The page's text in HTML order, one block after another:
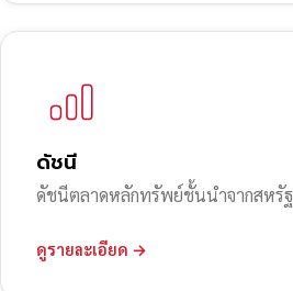
ดัชนี
ดัชนีตลาดหลักทรัพย์ชั้นนำจากสหรัฐ
ดูรายละเอียด →